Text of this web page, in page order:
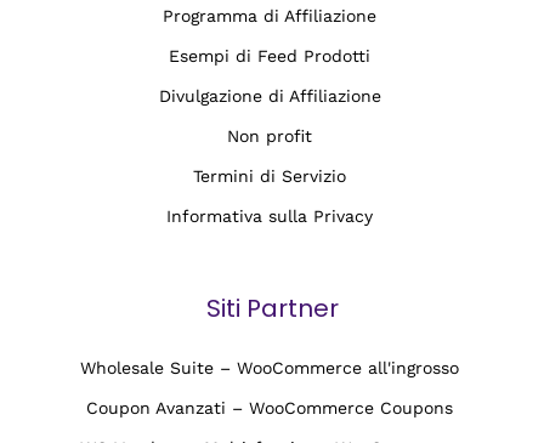
Programma di Affiliazione
Esempi di Feed Prodotti
Divulgazione di Affiliazione
Non profit
Termini di Servizio
Informativa sulla Privacy
Siti Partner
Wholesale Suite – WooCommerce all'ingrosso
Coupon Avanzati – WooCommerce Coupons